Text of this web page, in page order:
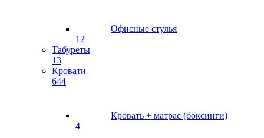
Офисные стулья
12
Табуреты
13
Кровати
644
Кровать + матрас (боксинги)
4